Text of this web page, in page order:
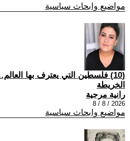
مواضيع وابحاث سياسية
(10) فلسطين التي يعترف بها
الخريطة
رانية مرجية
2026 / 8 / 8
مواضيع وابحاث سياسية